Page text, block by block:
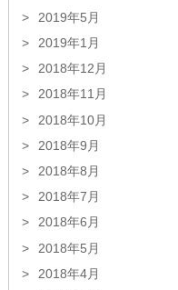
2019年5月
2019年1月
2018年12月
2018年11月
2018年10月
2018年9月
2018年8月
2018年7月
2018年6月
2018年5月
2018年4月